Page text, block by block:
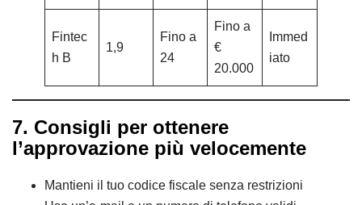
Fintec
h B
1,9
Fino a
24
Fino a
€
20.000
Immed
iato
7. Consigli per ottenere
l’approvazione più velocemente
Mantieni il tuo codice fiscale senza restrizioni